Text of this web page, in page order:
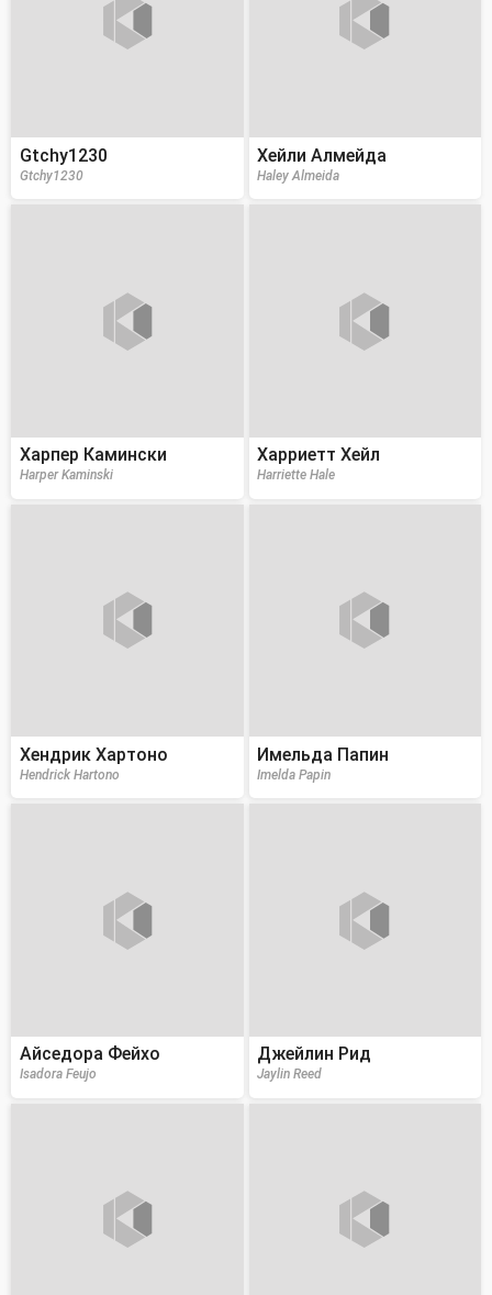
Gtchy1230
Gtchy1230
Хейли Алмейда
Haley Almeida
Харпер Камински
Harper Kaminski
Харриетт Хейл
Harriette Hale
Хендрик Хартоно
Hendrick Hartono
Имельда Папин
Imelda Papin
Айседора Фейхо
Isadora Feujo
Джейлин Рид
Jaylin Reed